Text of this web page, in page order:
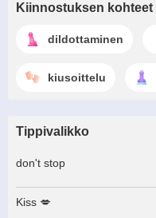
Kiinnostuksen kohteet
dildottaminen
kiusoittelu
Tippivalikko
don't stop
Kiss 💋